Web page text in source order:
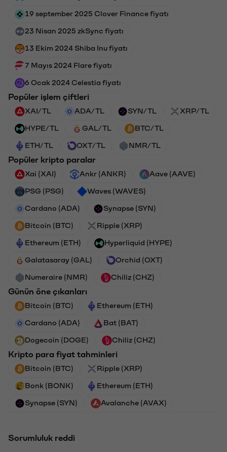
19 september 2025 Clover Finance fiyatı
23 Nisan 2025 zkSync fiyatı
13 Ekim 2024 Shiba Inu fiyatı
7 Mayıs 2024 Flare fiyatı
6 Ocak 2024 Celestia fiyatı
Popüler işlem çiftleri
XAI/TL ADA/TL SYN/TL XRP/TL
HYPE/TL GAL/TL BTC/TL
ETH/TL OXT/TL NMR/TL
Popüler kripto paralar
Xai (XAI) Ankr (ANKR) Aave (AAVE)
PSG (PSG) Waves (WAVES)
Cardano (ADA) Synapse (SYN)
Bitcoin (BTC) Ripple (XRP)
Ethereum (ETH) Hyperliquid (HYPE)
Galatasaray (GAL) Orchid (OXT)
Numeraire (NMR) Chiliz (CHZ)
Günün öne çıkanları
Bitcoin (BTC) Ethereum (ETH)
Cardano (ADA) Bat (BAT)
Dogecoin (DOGE) Chiliz (CHZ)
Kripto para fiyat tahminleri
Bitcoin (BTC) Ripple (XRP)
Bonk (BONK) Ethereum (ETH)
Synapse (SYN) Avalanche (AVAX)
Sorumluluk reddi